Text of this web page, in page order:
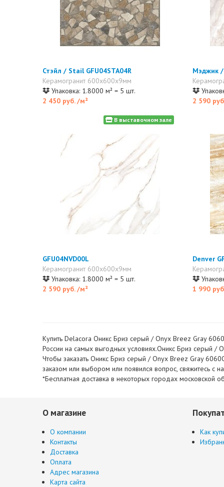
Стэйл / Stail GFU04STA04R
Керамогранит 600x600x9мм
Упаковка: 1.8000 м² = 5 шт.
2 450 руб./м²
Мэджик /
2 590
В выставочном зале
GFU04NVD00L
Керамогранит 600x600x9мм
Упаковка: 1.8000 м² = 5 шт.
2 590 руб./м²
Denver
1 990
Купить Delacora Оникс Бриз серый / Onyx Breez Gray
России на самых выгодных условиях.Оникс Бриз серый /
Чтобы заказать Оникс Бриз серый / Onyx Breez Gray
заказом или выбором или появился вопрос, свяжитесь с
*Бесплатная доставка в некоторых городах московской
О магазине
О компании
Контакты
Доставка
Оплата
Адрес магазина
Карта сайта
Как